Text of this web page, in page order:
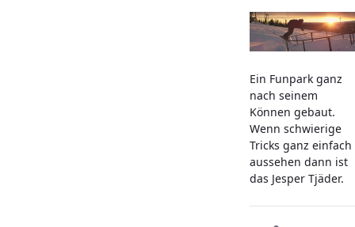
Ein Funpark ganz
nach seinem
Können gebaut.
Wenn schwierige
Tricks ganz einfach
aussehen dann ist
das Jesper Tjäder.